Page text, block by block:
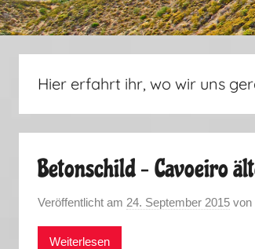
Hier erfahrt ihr, wo wir uns
Betonschild – Cavoeiro
Veröffentlicht am 24. September 2015 von
Weiterlesen